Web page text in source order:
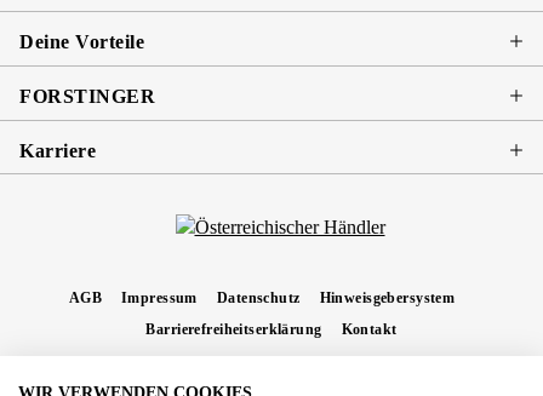
Deine Vorteile
FORSTINGER
Karriere
AGB Impressum Datenschutz
Hinweisgebersystem
Barrierefreiheitserklärung
Kontakt